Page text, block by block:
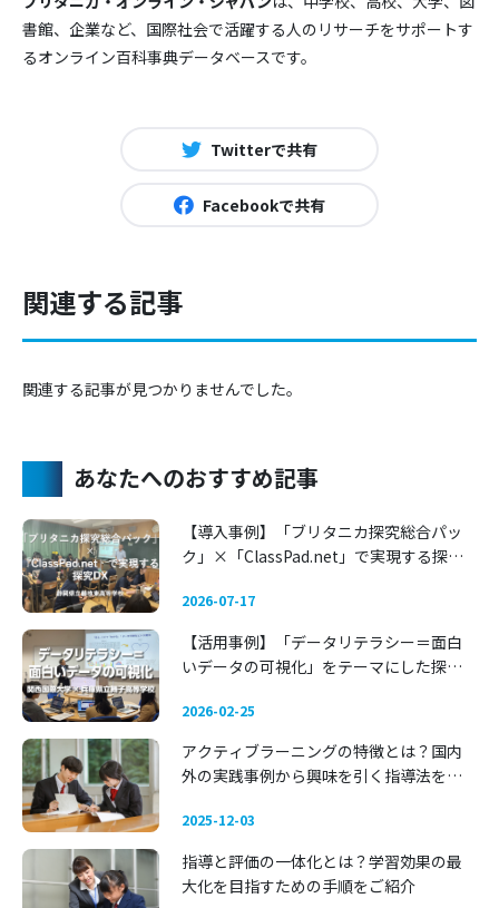
書館、企業など、国際社会で活躍する人のリサーチをサポートす
るオンライン百科事典データベースです。
Twitterで共有
Facebookで共有
関連する記事
関連する記事が見つかりませんでした。
あなたへのおすすめ記事
【導入事例】「ブリタニカ探究総合パッ
ク」×「ClassPad.net」で実現する探究
2026-07-17
【活用事例】「データリテラシー＝面白
いデータの可視化」をテーマにした探究
等学校
2026-02-25
アクティブラーニングの特徴とは？国内
外の実践事例から興味を引く指導法を考
2025-12-03
指導と評価の一体化とは？学習効果の最
大化を目指すための手順をご紹介